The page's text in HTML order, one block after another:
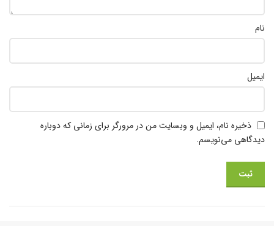
نام
ایمیل
ذخیره نام، ایمیل و وبسایت من در مرورگر برای زمانی که دوباره
دیدگاهی می‌نویسم.